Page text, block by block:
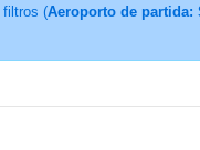
filtros (Aeroporto de partida: